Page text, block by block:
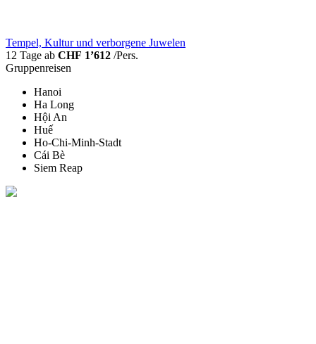
Tempel, Kultur und verborgene Juwelen
12 Tage ab CHF 1’612 /Pers.
Gruppenreisen
Hanoi
Ha Long
Hội An
Huế
Ho-Chi-Minh-Stadt
Cái Bè
Siem Reap